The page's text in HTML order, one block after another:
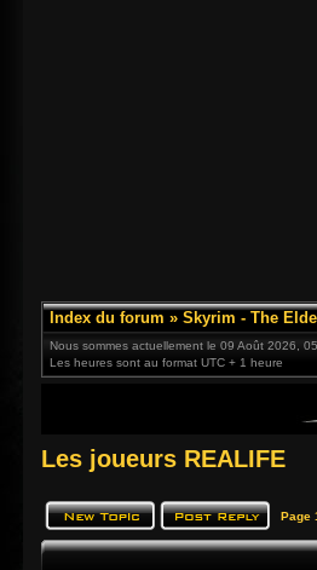
Index du forum » Skyrim - The
Nous sommes actuellement le 09 Août 2026,
Les heures sont au format UTC + 1 heure
Les joueurs REALIFE
Page